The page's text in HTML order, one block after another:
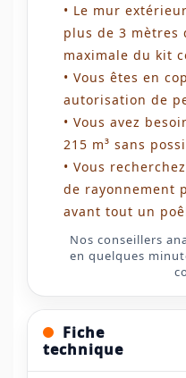
• Le mur
plus de 3
maximale du kit
• Vous êtes en
autorisation de
• Vous avez
215 m³ sans
• Vous
de rayonnement
avant tout un
Nos conseillers
en quelques
Fiche
technique